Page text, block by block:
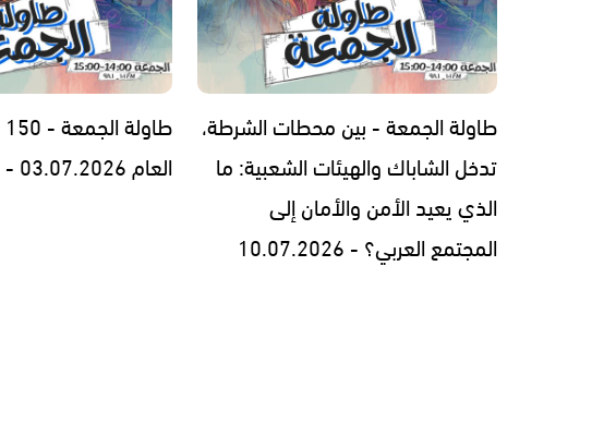
طاولة الجمعة - بين محطات الشرطة،
تدخل الشاباك والهيئات الشعبية: ما
الذي يعيد الأمن والأمان إلى
المجتمع العربي؟ - 10.07.2026
العام 03.07.2026 -